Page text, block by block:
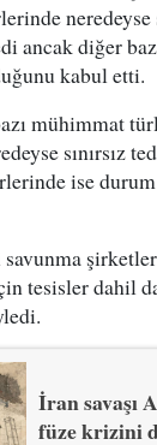
neredeyse
ancak diğer
kabul etti.
mühimmat
sınırsız
ise durum
tesisler dahil
İran savaşı
füze krizini